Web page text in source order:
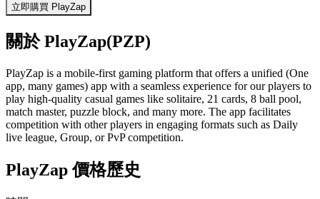
立即購買 PlayZap
關於 PlayZap(PZP)
PlayZap is a mobile-first gaming platform that offers a unified (One
app, many games) app with a seamless experience for our players to
play high-quality casual games like solitaire, 21 cards, 8 ball pool,
match master, puzzle block, and many more. The app facilitates
competition with other players in engaging formats such as Daily
live league, Group, or PvP competition.
PlayZap 價格歷史